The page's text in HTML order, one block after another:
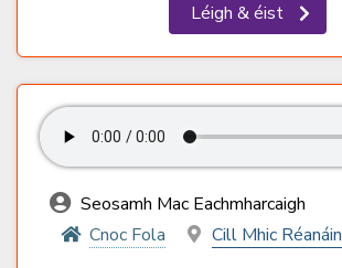
Léigh & éist
Seosamh Mac Eachmharcaigh
Cnoc Fola
Cill Mhic Réanáin